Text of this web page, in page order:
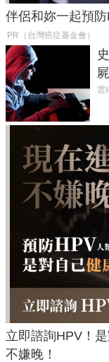
伴侶和妳一起預
PR（台灣癌症基金會）
雲
立即諮詢HPV！
不嫌晚！